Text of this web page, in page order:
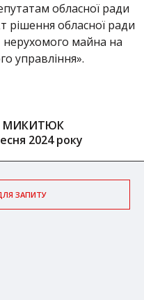
обласної ради
рішення обласної ради
нерухомого майна на
управління».
МИКИТЮК
2024 року
ЗАПИТУ